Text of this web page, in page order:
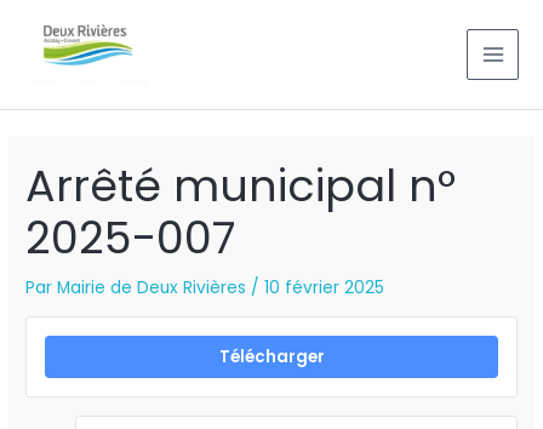
Arrêté municipal n°
2025-007
ParMairie de Deux Rivières /10 février 2025
Télécharger